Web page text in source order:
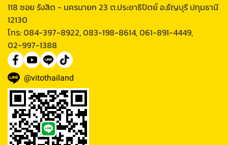
118 ซอย รังสิต - นครนายก 23 ต.ประชาธิปัตย์ อ.ธัญบุรี ปทุมธานี
12130
โทร: 084-397-8922, 083-198-8614, 061-891-4449,
02-997-1388
@vitothailand